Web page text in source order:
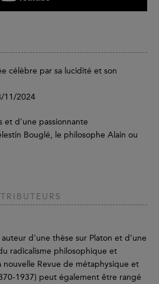
célèbre par sa lucidité et son
11/2024
d'une passionnante
Bouglé, le philosophe Alain ou
d'une thèse sur Platon et d’une
radicalisme philosophique et
nouvelle Revue de métaphysique et
1937) peut également être rangé